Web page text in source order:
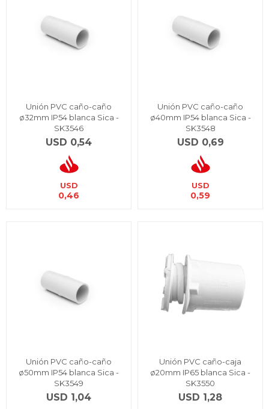
Unión PVC caño-caño
ø32mm IP54 blanca Sica -
SK3546
USD 0,54
USD
0,46
Unión PVC caño-caño
ø40mm IP54 blanca Sica -
SK3548
USD 0,69
USD
0,59
Unión PVC caño-caño
ø50mm IP54 blanca Sica -
SK3549
USD 1,04
Unión PVC caño-caja
ø20mm IP65 blanca Sica -
SK3550
USD 1,28